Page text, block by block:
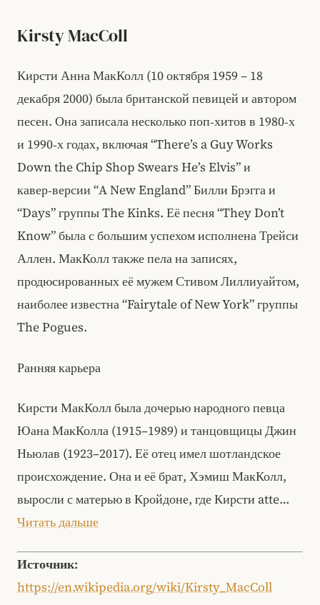
Kirsty MacColl
Кирсти Анна МакКолл (10 октября 1959 – 18
декабря 2000) была британской певицей и автором
песен. Она записала несколько поп‑хитов в 1980‑х
и 1990‑х годах, включая “There’s a Guy Works
Down the Chip Shop Swears He’s Elvis” и
кавер‑версии “A New England” Билли Брэгга и
“Days” группы The Kinks. Её песня “They Don’t
Know” была с большим успехом исполнена Трейси
Аллен. МакКолл также пела на записях,
продюсированных её мужем Стивом Лиллиуайтом,
наиболее известна “Fairytale of New York” группы
The Pogues.
Ранняя карьера
Кирсти МакКолл была дочерью народного певца
Юана МакКолла (1915–1989) и танцовщицы Джин
Ньюлав (1923–2017). Её отец имел шотландское
происхождение. Она и её брат, Хэмиш МакКолл,
выросли с матерью в Кройдоне, где Кирсти atte…
Читать дальше
Источник:
https://en.wikipedia.org/wiki/Kirsty_MacColl